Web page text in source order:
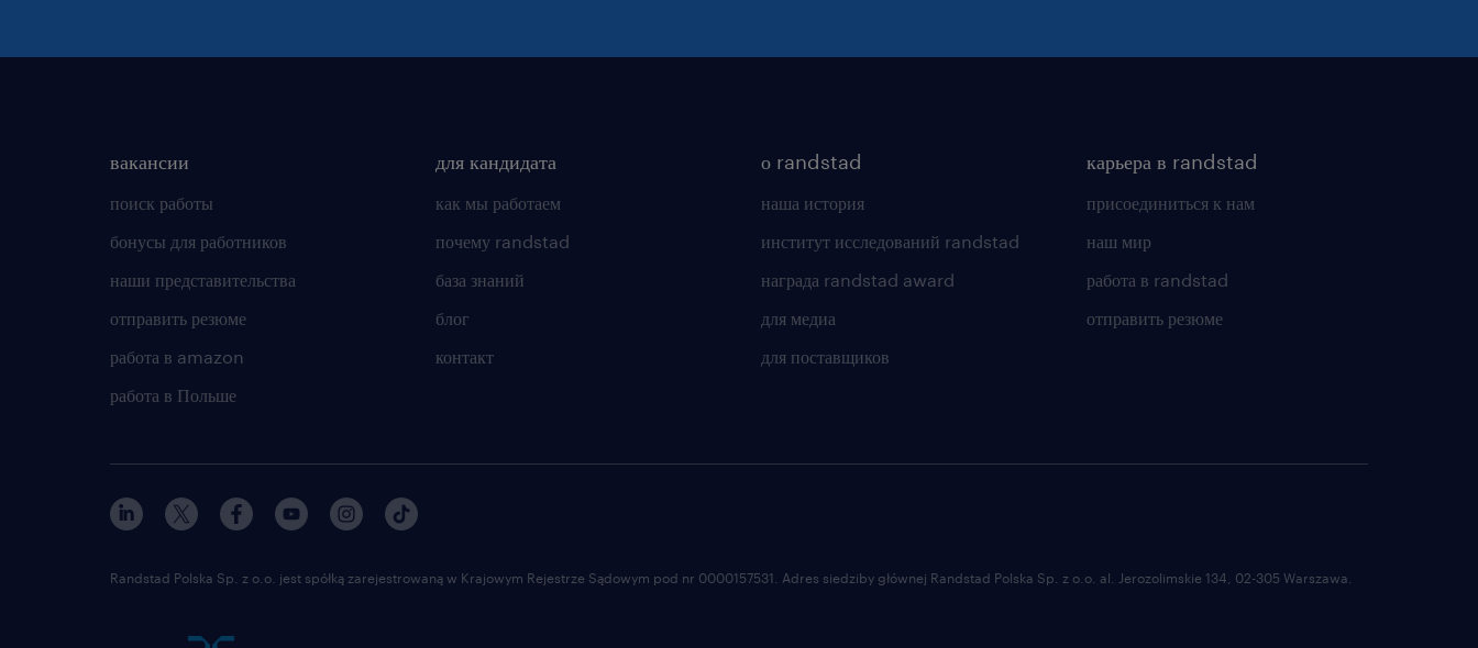
вакансии
поиск работы
бонусы для работников
наши представительства
отправить резюме
работа в amazon
работа в Польше
для кандидата
как мы работаем
почему randstad
база знаний
блог
контакт
о randstad
наша история
институт исследований randstad
награда randstad award
для медиа
для поставщиков
карьера в randstad
присоединиться к нам
наш мир
работа в randstad
отправить резюме
Randstad Polska Sp. z o.o. jest spółką zarejestrowaną w Krajowym Rejestrze Sądowym pod nr 0000157531. Adres siedziby głównej Randstad Polska Sp. z o.o. al. Jerozolimskie 134, 02-305 Warszawa.